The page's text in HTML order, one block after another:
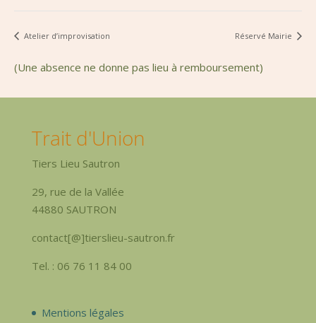
Atelier d’improvisation Réservé Mairie
(Une absence ne donne pas lieu à remboursement)
Trait d'Union
Tiers Lieu Sautron
29, rue de la Vallée
44880 SAUTRON
contact[@]tierslieu-sautron.fr
Tel. : 06 76 11 84 00
Mentions légales